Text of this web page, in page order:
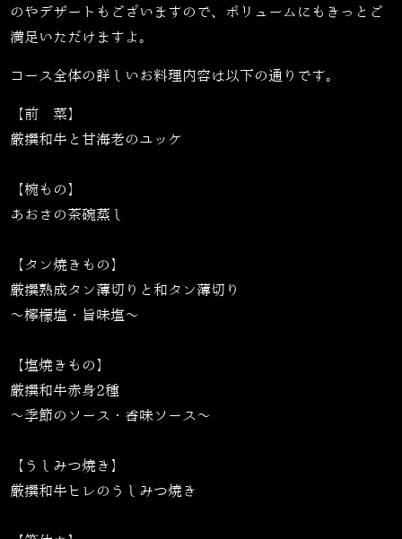
のやデザートもございますので、ボリュームにもきっとご
満足いただけますよ。
コース全体の詳しいお料理内容は以下の通りです。
【前 菜】
厳撰和牛と甘海老のユッケ
【椀もの】
あおさの茶碗蒸し
【タン焼きもの】
厳撰熟成タン薄切りと和タン薄切り
～檸檬塩・旨味塩～
【塩焼きもの】
厳撰和牛赤身2種
～季節のソース・香味ソース～
【うしみつ焼き】
厳撰和牛ヒレのうしみつ焼き